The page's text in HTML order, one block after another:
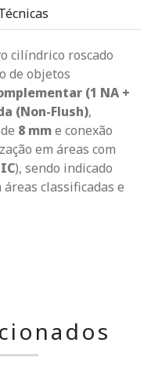
cilíndrico roscado
de objetos
(1 NA +
(Non-Flush),
8 mme conexão
em áreas com
), sendo indicado
classificadas e